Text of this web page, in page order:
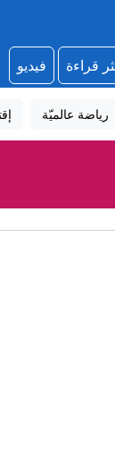
قراءة فيديو
رياضة عالميّة